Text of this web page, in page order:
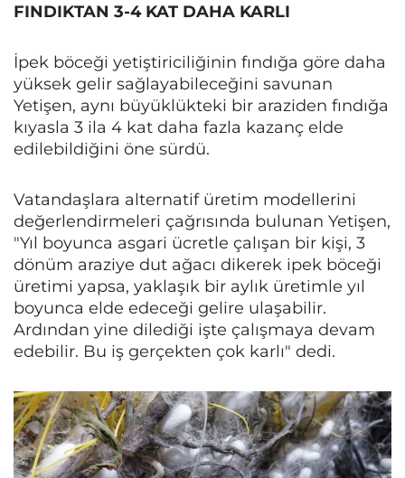
FINDIKTAN 3-4 KAT DAHA KARLI
İpek böceği yetiştiriciliğinin fındığa göre daha
yüksek gelir sağlayabileceğini savunan
Yetişen, aynı büyüklükteki bir araziden fındığa
kıyasla 3 ila 4 kat daha fazla kazanç elde
edilebildiğini öne sürdü.
Vatandaşlara alternatif üretim modellerini
değerlendirmeleri çağrısında bulunan Yetişen,
"Yıl boyunca asgari ücretle çalışan bir kişi, 3
dönüm araziye dut ağacı dikerek ipek böceği
üretimi yapsa, yaklaşık bir aylık üretimle yıl
boyunca elde edeceği gelire ulaşabilir.
Ardından yine dilediği işte çalışmaya devam
edebilir. Bu iş gerçekten çok karlı" dedi.